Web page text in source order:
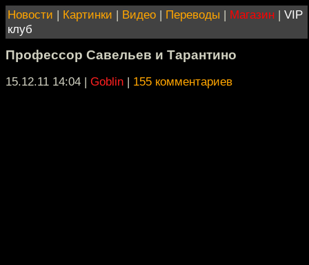
Новости | Картинки | Видео | Переводы | Магазин | VIP
клуб
Профессор Савельев и Тарантино
15.12.11 14:04 | Goblin | 155 комментариев